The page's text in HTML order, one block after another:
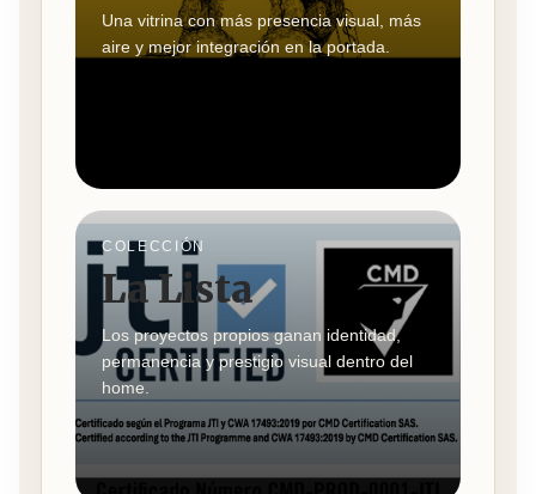
Una vitrina con más presencia visual, más
aire y mejor integración en la portada.
COLECCIÓN
La Lista
Los proyectos propios ganan identidad,
permanencia y prestigio visual dentro del
home.